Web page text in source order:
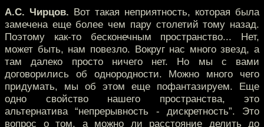
А.С. Чирцов. Вот такая неприятность, которая была
замечена еще более чем пару столетий тому назад.
Поэтому как-то бесконечным пространство... Нет,
может быть, нам повезло. Вокруг нас много звезд, а
там далеко просто ничего нет. Но мы с вами
договорились об однородности. Можно много чего
придумать, мы об этом еще пофантазируем. Еще
одно свойство нашего пространства, это
альтернатива “непрерывность - дискретность”. Это
вопрос о том, а можно ли расстояние делить до